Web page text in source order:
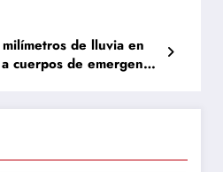
de lluvia en
cuerpos de emergencia